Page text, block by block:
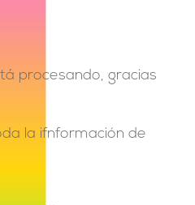
procesando, gracias
la ifnformación de